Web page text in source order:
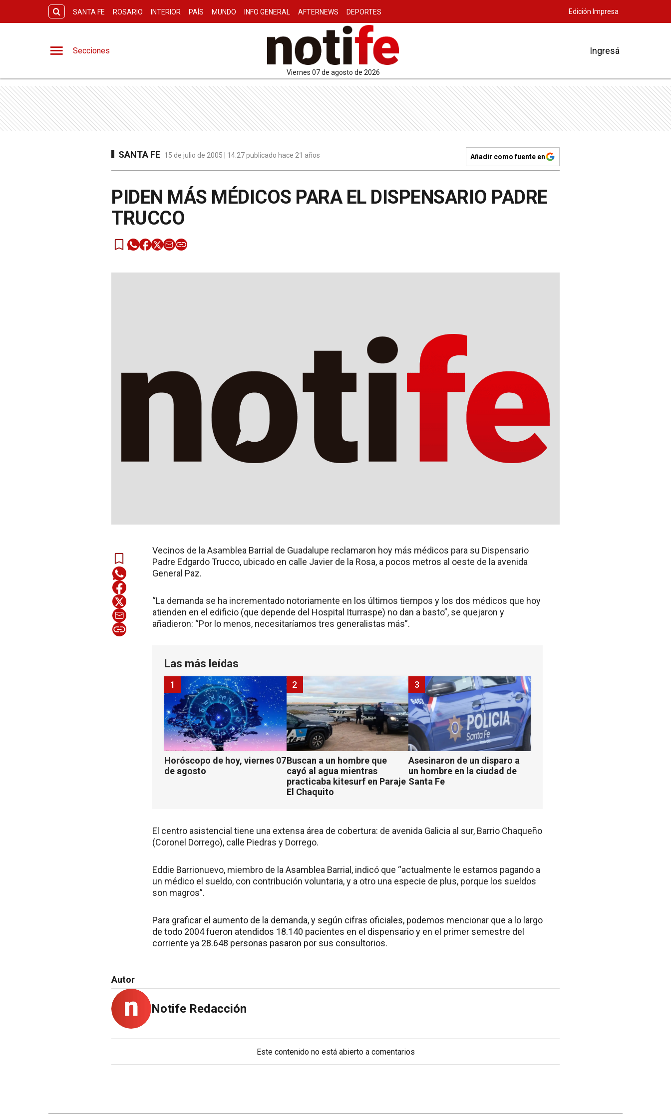
SANTA FE ROSARIO INTERIOR PAÍS MUNDO INFO GENERAL AFTERNEWS DEPORTES Edición Impresa
Secciones
viernes 07 de agosto de 2026
Ingresá
SANTA FE 15 de julio de 2005 | 14:27 publicado hace 21 años Añadir como fuente en
PIDEN MÁS MÉDICOS PARA EL DISPENSARIO PADRE
TRUCCO
Vecinos de la Asamblea Barrial de Guadalupe reclamaron hoy más médicos para su Dispensario
Padre Edgardo Trucco, ubicado en calle Javier de la Rosa, a pocos metros al oeste de la avenida
General Paz.
“La demanda se ha incrementado notoriamente en los últimos tiempos y los dos médicos que hoy
atienden en el edificio (que depende del Hospital Iturraspe) no dan a basto”, se quejaron y
añadieron: “Por lo menos, necesitaríamos tres generalistas más”.
Las más leídas
Horóscopo de hoy, viernes 07
de agosto
1
Buscan a un hombre que
cayó al agua mientras
practicaba kitesurf en Paraje
El Chaquito
2
Asesinaron de un disparo a
un hombre en la ciudad de
Santa Fe
3
El centro asistencial tiene una extensa área de cobertura: de avenida Galicia al sur, Barrio Chaqueño
(Coronel Dorrego), calle Piedras y Dorrego.
Eddie Barrionuevo, miembro de la Asamblea Barrial, indicó que “actualmente le estamos pagando a
un médico el sueldo, con contribución voluntaria, y a otro una especie de plus, porque los sueldos
son magros”.
Para graficar el aumento de la demanda, y según cifras oficiales, podemos mencionar que a lo largo
de todo 2004 fueron atendidos 18.140 pacientes en el dispensario y en el primer semestre del
corriente ya 28.648 personas pasaron por sus consultorios.
Autor
Notife Redacción
Este contenido no está abierto a comentarios